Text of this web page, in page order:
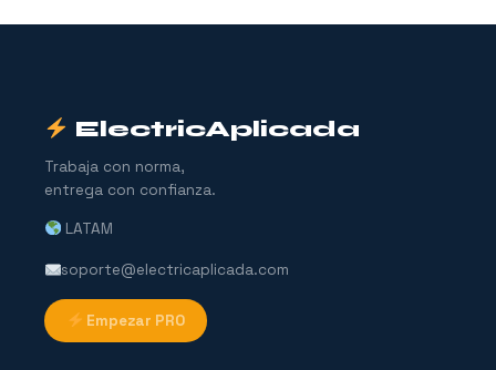
ElectricAplicada
Trabaja con norma,
entrega con confianza.
LATAM
soporte@electricaplicada.com
Empezar PRO